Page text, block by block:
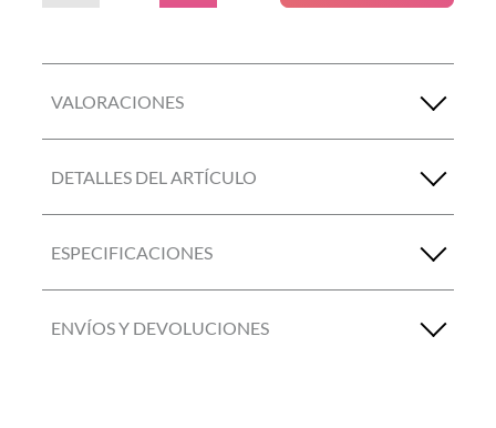
VALORACIONES
DETALLES DEL ARTÍCULO
ESPECIFICACIONES
ENVÍOS Y DEVOLUCIONES